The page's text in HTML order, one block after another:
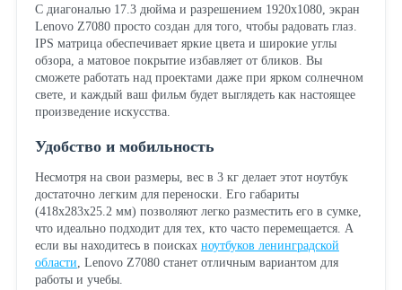
С диагональю 17.3 дюйма и разрешением 1920x1080, экран
Lenovo Z7080 просто создан для того, чтобы радовать глаз.
IPS матрица обеспечивает яркие цвета и широкие углы
обзора, а матовое покрытие избавляет от бликов. Вы
сможете работать над проектами даже при ярком солнечном
свете, и каждый ваш фильм будет выглядеть как настоящее
произведение искусства.
Удобство и мобильность
Несмотря на свои размеры, вес в 3 кг делает этот ноутбук
достаточно легким для переноски. Его габариты
(418х283х25.2 мм) позволяют легко разместить его в сумке,
что идеально подходит для тех, кто часто перемещается. А
если вы находитесь в поисках ноутбуков ленинградской
области , Lenovo Z7080 станет отличным вариантом для
работы и учебы.